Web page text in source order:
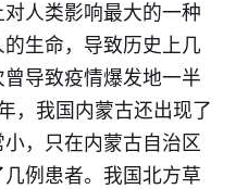
人类影响最大的一种
生命，导致历史上几
导致疫情爆发地一半
，我国内蒙古还出现了
，只在内蒙古自治区
例患者。我国北方草